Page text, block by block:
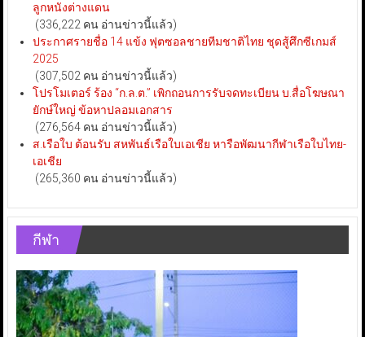
ลูกหนังต่างแดน
(336,222 คน อ่านข่าวนี้แล้ว)
ประกาศรายชื่อ 14 แข้ง ฟุตซอลชายทีมชาติไทย ชุดสู้ศึกซีเกมส์
2025
(307,502 คน อ่านข่าวนี้แล้ว)
โปรโมเตอร์ ร้อง “ก.ล.ต.” เพิกถอนการรับจดทะเบียน บ.สื่อโฆษณา
ยักษ์ใหญ่ ข้อหาปลอมเอกสาร
(276,564 คน อ่านข่าวนี้แล้ว)
ส.เรือใบ ต้อนรับ สหพันธ์เรือใบเอเชีย หารือพัฒนากีฬาเรือใบไทย-
เอเชีย
(265,360 คน อ่านข่าวนี้แล้ว)
กีฬา